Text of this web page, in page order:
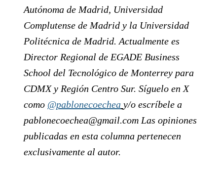
Autónoma de Madrid, Universidad
Complutense de Madrid y la Universidad
Politécnica de Madrid. Actualmente es
Director Regional de EGADE Business
School del Tecnológico de Monterrey para
CDMX y Región Centro Sur. Síguelo en X
como @pablonecoechea y/o escríbele a
pablonecoechea@gmail.com Las opiniones
publicadas en esta columna pertenecen
exclusivamente al autor.